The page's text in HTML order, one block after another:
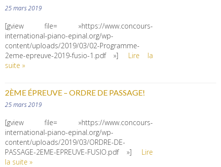
25 mars 2019
[gview file= »https://www.concours-
international-piano-epinal.org/wp-
content/uploads/2019/03/02-Programme-
2eme-epreuve-2019-fusio-1.pdf »]
Lire la
suite »
2ÈME ÉPREUVE – ORDRE DE PASSAGE!
25 mars 2019
[gview file= »https://www.concours-
international-piano-epinal.org/wp-
content/uploads/2019/03/ORDRE-DE-
PASSAGE-2EME-EPREUVE-FUSIO.pdf »]
Lire
la suite »